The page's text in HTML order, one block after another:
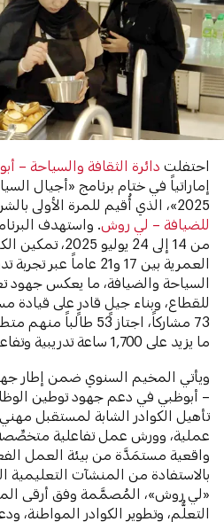
احتفلتدائرة الثقافة والسياحة –
إماراتياً في ختام برنامج «أجيال
2025»، الذي أُقيم للمرة الأولى بالشراكة مع
للضيافة – لي روش . واستهدف
من 14 إلى 24 يوليو
العمرية بين 17 و21 عاماً
السياحة والضيافة، ما يعكس جهود
للقطاع، وبناء جيلٍ قادرٍ على قيادة
73 مشاركاً، اجتاز 53
ما يزيد على 1,700 ساعة تدريبية وتفاعلية.
ويأتي المخيم السنوي ضمن إطار
– أبوظبي في دعم جهود توطين
تأهيل الكوادر الشابة لمستقبل
عملية، وورش عمل تفاعلية
واقعية مستمَدَّة من بيئة العمل
بالاستفادة من المنشآت التعليمية
«لي روش»، المُصمَّمة وفق أرقى
التعلُّم، وتطوير الكوادر المواطنة،